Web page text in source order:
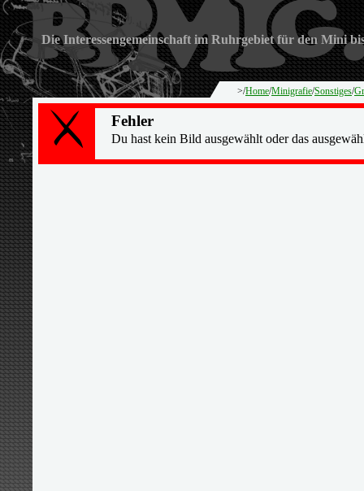
Die Interessengemeinschaft im Ruhrgebiet für den Mini
>/Home/Minigrafie/Sonstiges/
Fehler
Du hast kein Bild ausgewählt oder das